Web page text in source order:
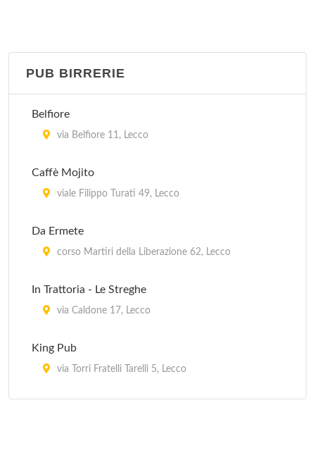
lungolario Piave 5, Lecco
PUB BIRRERIE
Belfiore
via Belfiore 11, Lecco
Caffè Mojito
viale Filippo Turati 49, Lecco
Da Ermete
corso Martiri della Liberazione 62, Lecco
In Trattoria - Le Streghe
via Caldone 17, Lecco
King Pub
via Torri Fratelli Tarelli 5, Lecco